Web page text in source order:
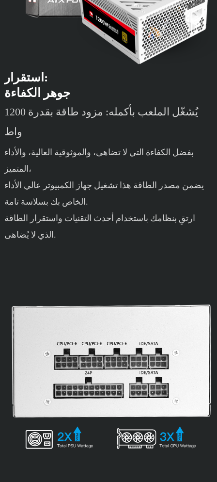
استقرار:
جوهر الكفاءة
يُشغّل الملعب بأكمله: مزود طاقة بقدرة 1200
واط
بفضل الكفاءة التي لا تضاهى، والموثوقية العالية، والأداء
المتميز،
يضمن مصدر الطاقة هذا تشغيل جهاز الكمبيوتر عالي الأداء
الخاص بك بسلاسة تامة.
ارتقِ بنظامك باستخدام أحدث التقنيات واستقرار الطاقة
الذي لا يُضاهى.